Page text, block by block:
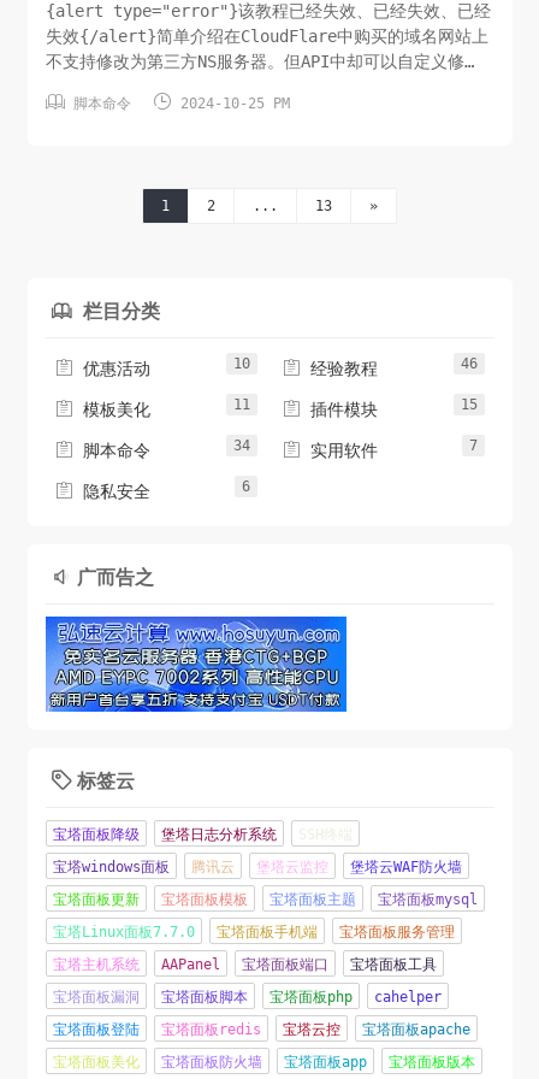
{alert type="error"}该教程已经失效、已经失效、已经
失效{/alert}简单介绍在CloudFlare中购买的域名网站上
不支持修改为第三方NS服务器。但API中却可以自定义修
脚本#!/bin/bash # +----------------------------
--------------------------------------------
 脚本命令  2024-10-25 PM
1 2 ... 13 »
 栏目分类
 优惠活动 10  经验教程 46
 模板美化 11  插件模块 15
 脚本命令 34  实用软件 7
 隐私安全 6
 广而告之
 标签云
宝塔面板降级 堡塔日志分析系统
SSH终端
宝塔windows面板
腾讯云 堡塔云监控
堡塔云WAF防火墙
宝塔面板更新
宝塔面板模板 宝塔面板主题
宝塔面板mysql
宝塔Linux面板7.7.0
宝塔面板手机端
宝塔面板服务管理
宝塔主机系统
AAPanel 宝塔面板端口
宝塔面板工具
宝塔面板漏洞
宝塔面板脚本 宝塔面板php
cahelper
宝塔面板登陆
宝塔面板redis 宝塔云控
宝塔面板apache
宝塔面板美化
宝塔面板防火墙 宝塔面板app 宝塔面板版本